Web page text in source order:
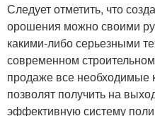
Следует отметить, что
орошения можно своими
какими-либо серьезными
современном
продаже все необходимые
позволят получить на
эффективную систему